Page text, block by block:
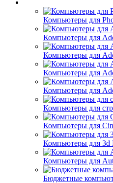
Компьютеры для
Компьютеры для
Компьютеры для
Компьютеры для
Компьютеры для
Компьютеры для
Компьютеры для
Компьютеры для 3d
Компьютеры для
Бюджетные